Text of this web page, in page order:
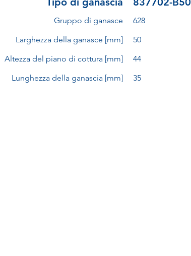
Gruppo di ganasce
Larghezza della ganasce [mm]
Altezza del piano di cottura [mm]
Lunghezza della ganascia [mm]
628
50
44
35